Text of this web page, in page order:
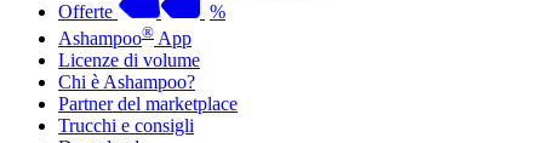
Offerte
%
Ashampoo® App
Licenze di volume
Chi è Ashampoo?
Partner del marketplace
Trucchi e consigli